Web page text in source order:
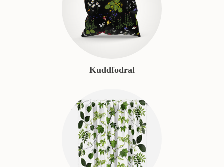
Kuddfodral